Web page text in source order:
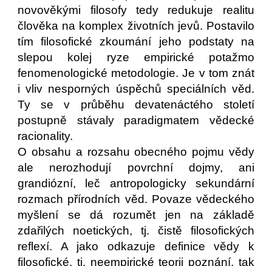
novověkými filosofy tedy redukuje realitu
člověka na komplex životních jevů. Postavilo
tím filosofické zkoumání jeho podstaty na
slepou kolej ryze empirické potažmo
fenomenologické metodologie. Je v tom znát
i vliv nesporných úspěchů speciálních věd.
Ty se v průběhu devatenáctého století
postupně stávaly paradigmatem vědecké
racionality.
O obsahu a rozsahu obecného pojmu vědy
ale nerozhodují povrchní dojmy, ani
grandiózní, leč antropologicky sekundární
rozmach přírodních věd. Povaze vědeckého
myšlení se dá rozumět jen na základě
zdařilých noetických, tj. čistě filosofických
reflexí. A jako odkazuje definice vědy k
filosofické, tj. neempirické teorii poznání, tak